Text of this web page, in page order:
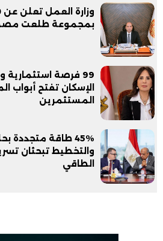
بمجموعة طلعت
الإسكان تفتح أبواب
المستثمرين
والتخطيط تبحثان
الطاقي